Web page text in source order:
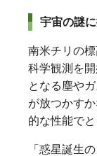
宇宙の謎
南米チリの
科学観測を
となる塵や
が放つかす
的な性能で
「惑星誕生